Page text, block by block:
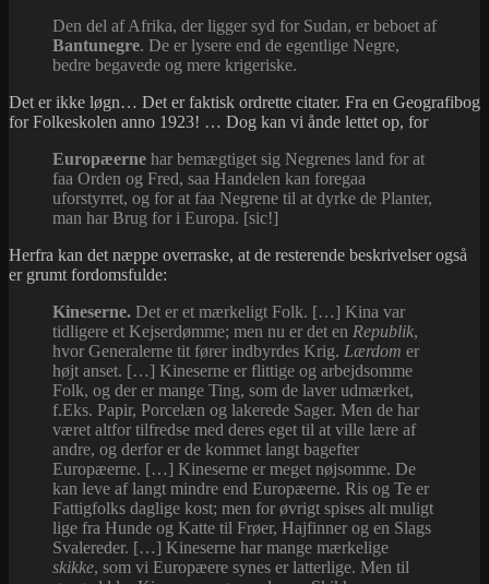
Den del af Afrika, der ligger syd for Sudan, er beboet af
Bantunegre. De er lysere end de egentlige Negre,
bedre begavede og mere krigeriske.
Det er ikke løgn… Det er faktisk ordrette citater. Fra en Geografibog
for Folkeskolen anno 1923! … Dog kan vi ånde lettet op, for
Europæerne har bemægtiget sig Negrenes land for at
faa Orden og Fred, saa Handelen kan foregaa
uforstyrret, og for at faa Negrene til at dyrke de Planter,
man har Brug for i Europa. [sic!]
Herfra kan det næppe overraske, at de resterende beskrivelser også
er grumt fordomsfulde:
Kineserne. Det er et mærkeligt Folk. […] Kina var
tidligere et Kejserdømme; men nu er det en Republik,
hvor Generalerne tit fører indbyrdes Krig. Lærdom er
højt anset. […] Kineserne er flittige og arbejdsomme
Folk, og der er mange Ting, som de laver udmærket,
f.Eks. Papir, Porcelæn og lakerede Sager. Men de har
været altfor tilfredse med deres eget til at ville lære af
andre, og derfor er de kommet langt bagefter
Europæerne. […] Kineserne er meget nøjsomme. De
kan leve af langt mindre end Europæerne. Ris og Te er
Fattigfolks daglige kost; men for øvrigt spises alt muligt
lige fra Hunde og Katte til Frøer, Hajfinner og en Slags
Svalereder. […] Kineserne har mange mærkelige
skikke, som vi Europæere synes er latterlige. Men til